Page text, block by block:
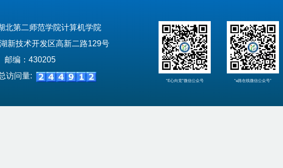
北第二师范学院计算机学院
新技术开发区高新二路129号
邮编：430205
访问量:
“E心向党”微信公众号 “e路在线微信公众号”